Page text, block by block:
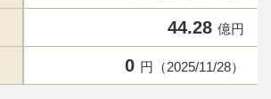
44.28 億円
0 円（2025/11/28）